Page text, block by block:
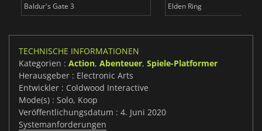
Baldur's Gate 3 Elden Ring
TECHNISCHE INFORMATIONEN
Kategorien : Action, Abenteuer, Spiele-Platformer
Herausgeber : Electronic Arts
Entwickler : Coldwood Interactive
Mode(s) : Solo, Koop
Veröffentlichungsdatum : 4. Juni 2020
Systemanforderungen